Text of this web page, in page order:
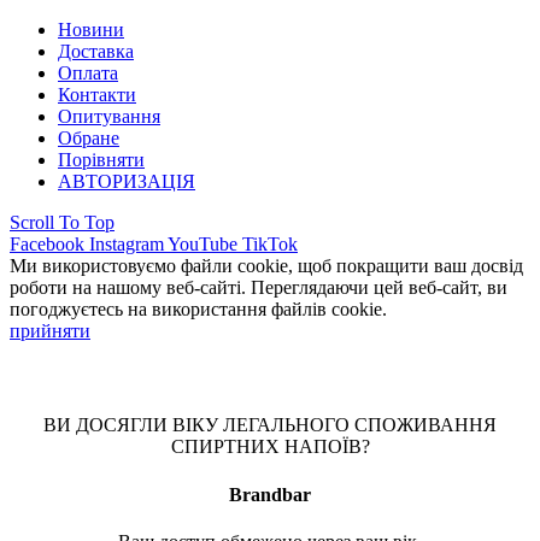
Новини
Доставка
Оплата
Контакти
Опитування
Обране
Порівняти
АВТОРИЗАЦІЯ
Scroll To Top
Facebook InstagramYouTube TikTok
Ми використовуємо файли cookie, щоб покращити ваш досвід
роботи на нашому веб-сайті. Переглядаючи цей веб-сайт, ви
погоджуєтесь на використання файлів cookie.
прийняти
ВИ ДОСЯГЛИ ВІКУ ЛЕГАЛЬНОГО СПОЖИВАННЯ
СПИРТНИХ НАПОЇВ?
Brandbar